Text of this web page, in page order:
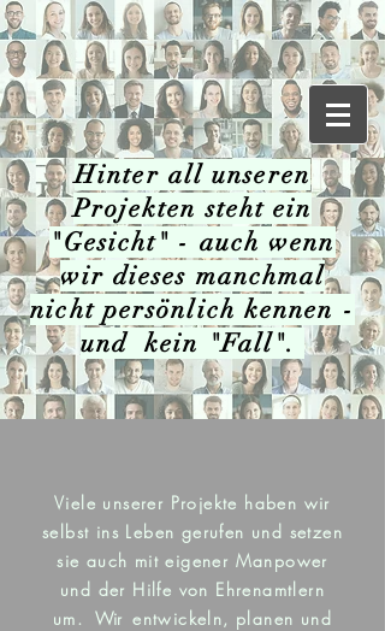
Hinter all unseren
Projekten steht ein
"Gesicht" - auch wenn
wir dieses manchmal
nicht persönlich kennen -
und kein "Fall".
I
Viele unserer Projekte haben wir
selbst ins Leben gerufen und setzen
sie auch mit eigener Manpower
und der Hilfe von Ehrenamtlern
um.
Wir entwickeln, planen und